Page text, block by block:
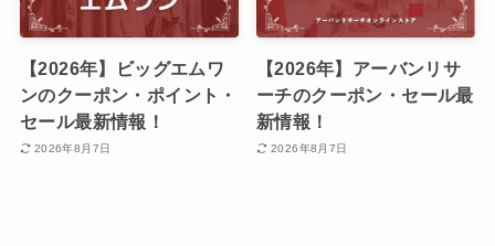
【2026年】ビッグエムワ
ンのクーポン・ポイント・
セール最新情報！
2026年8月7日
【2026年】アーバンリサ
ーチのクーポン・セール最
新情報！
2026年8月7日